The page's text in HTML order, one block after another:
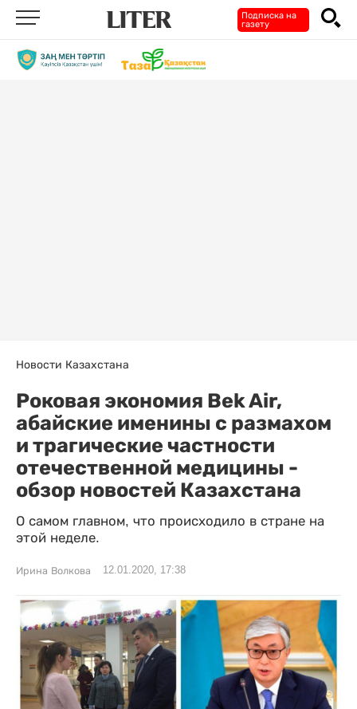
Подписка на
газету
Новости Казахстана
Роковая экономия Bek Air,
абайские именины с размахом
и трагические частности
отечественной медицины -
обзор новостей Казахстана
О самом главном, что происходило в стране на
этой неделе.
Ирина Волкова 12.01.2020, 17:38